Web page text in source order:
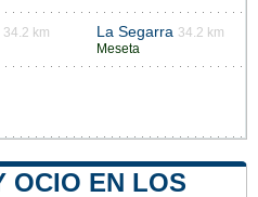
34.2 km
La Segarra 34.2 km
Meseta
OCIO EN LOS